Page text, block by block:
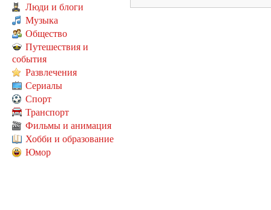
Люди и блоги
Музыка
Общество
Путешествия и
события
Развлечения
Сериалы
Спорт
Транспорт
Фильмы и анимация
Хобби и образование
Юмор